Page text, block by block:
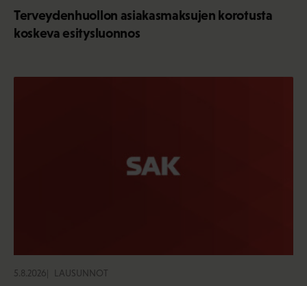
Terveydenhuollon asiakasmaksujen korotusta
koskeva esitysluonnos
5.8.2026 LAUSUNNOT